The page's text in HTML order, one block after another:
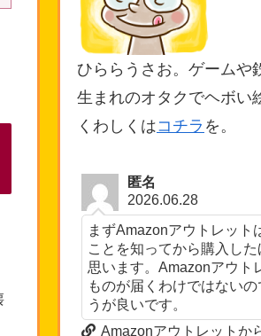
ひららうさお。ゲームや
生まれのオタクでヘボい
くわしくはコチラ を。
匿名
2026.06.28
まずAmazonアウトレット
ことを知ってから購入し
思います。Amazonアウト
ものが届くわけではない
うが良いです。
Amazonアウトレットか